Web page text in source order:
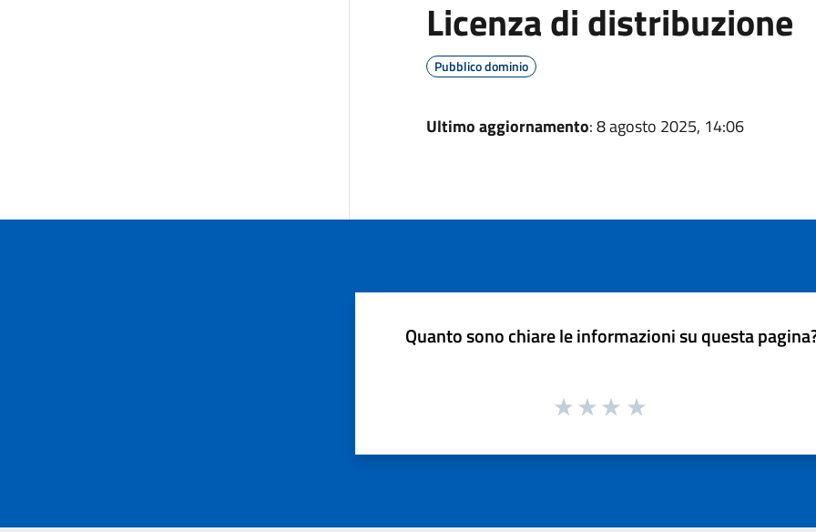
Licenza di distribuzione
Pubblico dominio
Ultimo aggiornamento: 8 agosto 2025, 14:06
Quanto sono chiare le informazioni su questa